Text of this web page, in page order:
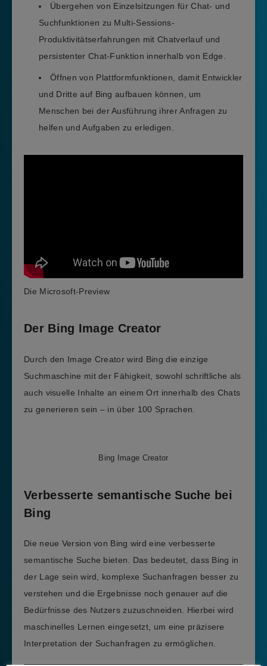
Übergehen von Einzelsitzungen für Chat- und
Suchfunktionen zu Multi-Sessions-
Produktivitätserfahrungen mit Chatverlauf und
persistenter Chat-Funktion innerhalb von Edge.
Öffnen von Plattformfunktionen, damit Entwickler
und Dritte auf Bing aufbauen können, um
Menschen bei der Ausführung ihrer Anfragen zu
helfen und Aufgaben zu erledigen.
Die Microsoft-Preview
Der Bing Image Creator
Durch den Image Creator wird Bing die einzige
Suchmaschine mit der Fähigkeit, sowohl schriftliche als
auch visuelle Inhalte an einem Ort innerhalb des Chats
zu generieren sein – in über 100 Sprachen.
Bing Image Creator
Verbesserte semantische Suche bei
Bing
Die neue Version von Bing wird eine verbesserte
semantische Suche bieten. Das bedeutet, dass Bing in
der Lage sein wird, komplexe Suchanfragen besser zu
verstehen und die Ergebnisse noch genauer auf die
Bedürfnisse des Nutzers zuzuschneiden. Hierbei wird
maschinelles Lernen eingesetzt, um eine präzisere
Interpretation der Suchanfragen zu ermöglichen.